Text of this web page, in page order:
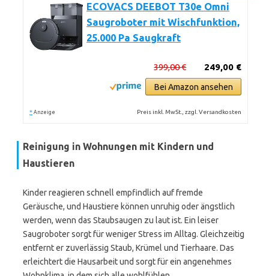
ECOVACS DEEBOT T30e Omni
Saugroboter mit Wischfunktion,
25.000 Pa Saugkraft
249,00 €
399,00 €
Bei Amazon ansehen
* Anzeige Preis inkl. MwSt., zzgl. Versandkosten
Reinigung in Wohnungen mit Kindern und
Haustieren
Kinder reagieren schnell empfindlich auf fremde
Geräusche, und Haustiere können unruhig oder ängstlich
werden, wenn das Staubsaugen zu laut ist. Ein leiser
Saugroboter sorgt für weniger Stress im Alltag. Gleichzeitig
entfernt er zuverlässig Staub, Krümel und Tierhaare. Das
erleichtert die Hausarbeit und sorgt für ein angenehmes